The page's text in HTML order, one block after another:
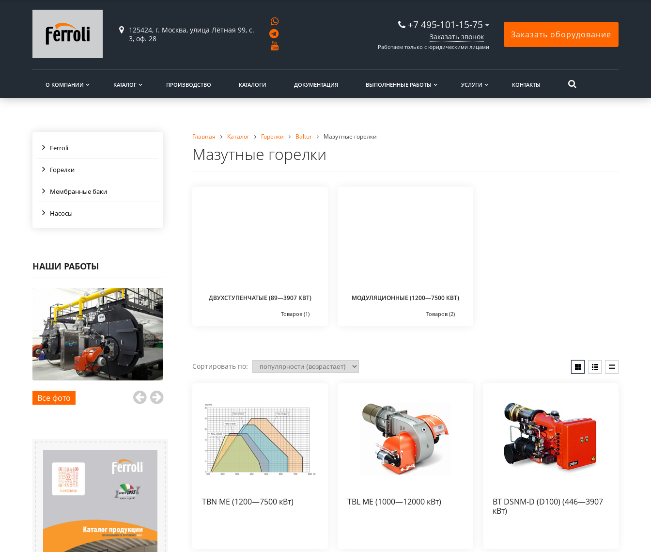
125424, г. Москва, улица Лётная 99, с.
3, оф. 28
+7 495-101-15-75
Заказать звонок
Работаем только с юридическими лицами
Заказать оборудование
О КОМПАНИИ КАТАЛОГ ПРОИЗВОДСТВО КАТАЛОГИ ДОКУМЕНТАЦИЯ ВЫПОЛНЕННЫЕ РАБОТЫ УСЛУГИ КОНТАКТЫ
Ferroli
Горелки
Мембранные баки
Насосы
НАШИ РАБОТЫ
Все фото
Главная Каталог Горелки Baltur Мазутные горелки
Мазутные горелки
ДВУХСТУПЕНЧАТЫЕ (89—3907 КВТ)
Товаров (1)
МОДУЛЯЦИОННЫЕ (1200—7500 КВТ)
Товаров (2)
Сортировать по:
TBN ME (1200—7500 кВт) TBL ME (1000—12000 кВт)
BT DSNM-D (D100) (446—3907
кВт)